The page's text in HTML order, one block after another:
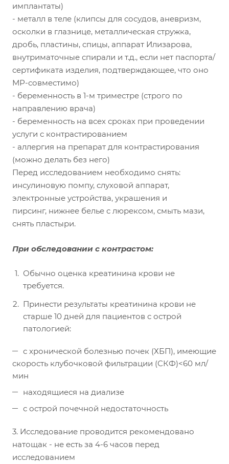
имплантаты)
- металл в теле (клипсы для сосудов, аневризм,
осколки в глазнице, металлическая стружка,
дробь, пластины, спицы, аппарат Илизарова,
внутриматочные спирали и т.д., если нет паспорта/
сертификата изделия, подтверждающее, что оно
МР-совместимо)
- беременность в 1-м триместре (строго по
направлению врача)
- беременность на всех сроках при проведении
услуги с контрастированием
- аллергия на препарат для контрастирования
(можно делать без него)
Перед исследованием необходимо снять:
инсулиновую помпу, слуховой аппарат,
электронные устройства, украшения и
пирсинг, нижнее белье с люрексом, смыть мази,
снять пластыри.
При обследовании с контрастом:
Обычно оценка креатинина крови не
требуется.
Принести результаты креатинина крови не
старше 10 дней для пациентов с острой
патологией:
с хронической болезнью почек (ХБП), имеющие
скорость клубочковой фильтрации (СКФ)<60 мл/
мин
находящиеся на диализе
с острой почечной недостаточность
3. Исследование проводится рекомендовано
натощак - не есть за 4-6 часов перед
исследованием